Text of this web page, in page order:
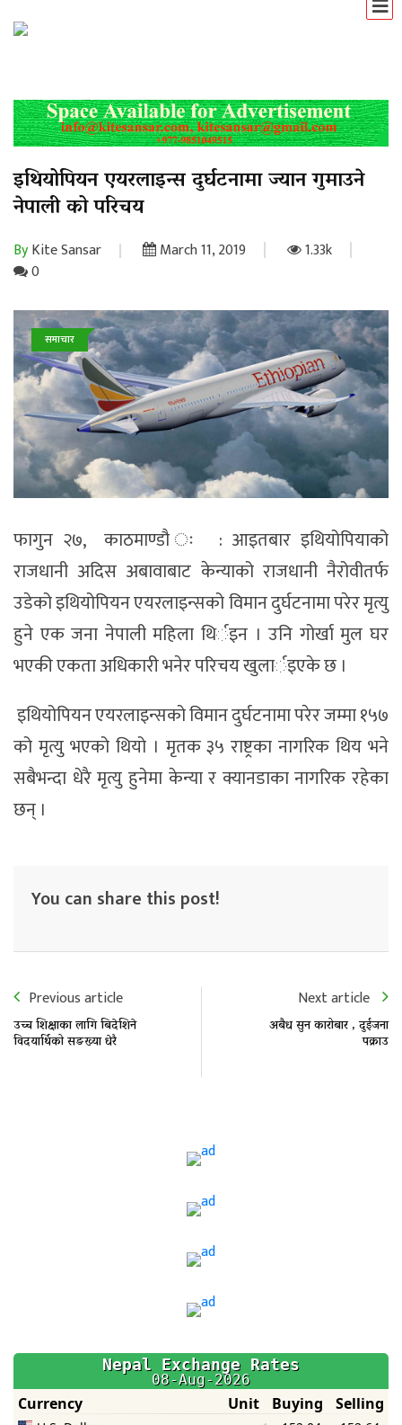
इथियोपियन एयरलाइन्स दुर्घटनामा ज्यान गुमाउने
नेपाली को परिचय
ByKite Sansar March 11, 2019
1.33k
0
समाचार
फागुन २७, काठमाण्डौ ः : आइतबार इथियोपियाको
राजधानी अदिस अबावाबाट केन्याको राजधानी नैरोवीतर्फ
उडेको इथियोपियन एयरलाइन्सको विमान दुर्घटनामा परेर मृत्यु
हुने एक जना नेपाली महिला थिर्इन । उनि गोर्खा मुल घर
भएकी एकता अधिकारी भनेर परिचय खुलार्इएके छ ।
इथियोपियन एयरलाइन्सको विमान दुर्घटनामा परेर जम्मा १५७
को मृत्यु भएको थियो । मृतक ३५ राष्ट्रका नागरिक थिय भने
सबैभन्दा धेरै मृत्यु हुनेमा केन्या र क्यानडाका नागरिक रहेका
छन् ।
You can share this post!
Previous article
उच्च शिक्षाका लागि बिदेशिने
विदयार्थिको सङख्या धेरै
Next article
अबैध सुन कारोबार , दुईजना
पक्राउ